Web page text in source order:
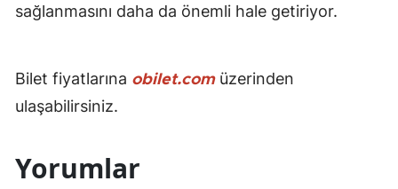
sağlanmasını daha da önemli hale getiriyor.
Bilet fiyatlarına obilet.com üzerinden
ulaşabilirsiniz.
Yorumlar